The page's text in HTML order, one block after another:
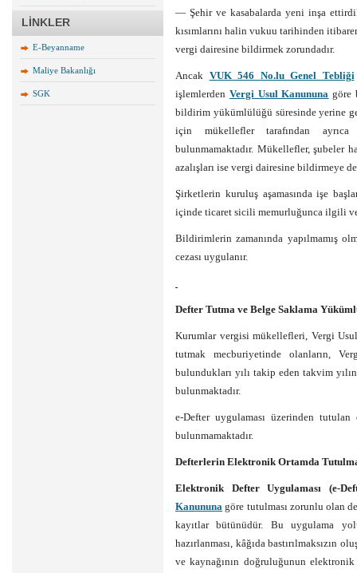
LİNKLER
E-Beyanname
Maliye Bakanlığı
SGK
— Şehir ve kasabalarda yeni inşa
kısımlarını halin vukuu tarihinden
vergi dairesine bildirmek zorundadır.
Ancak VUK 546 No.lu Genel Tebliği
işlemlerden Vergi Usul Kanununa göre
bildirim yükümlülüğü süresinde yerine
için mükellefler tarafından
bulunmamaktadır. Mükellefler, şubeler
azalışları ise vergi dairesine bildirmeye
Şirketlerin kuruluş aşamasında işe
içinde ticaret sicili memurluğunca ilgili
Bildirimlerin zamanında yapılmamış
cezası uygulanır.
Defter Tutma ve Belge Saklama
Kurumlar vergisi mükellefleri, Vergi
tutmak mecburiyetinde olanların,
bulundukları yılı takip eden takvim
bulunmaktadır.
e-Defter uygulaması üzerinden tutulan
bulunmamaktadır.
Defterlerin Elektronik Ortamda
Elektronik Defter Uygulaması (e-
Kanununa göre tutulması zorunlu olan
kayıtlar bütünüdür. Bu uygulama
hazırlanması, kâğıda bastırılmaksızın
ve kaynağının doğruluğunun